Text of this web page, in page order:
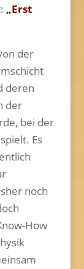
„Erst
der
deren
der
bei der
Es
noch
How